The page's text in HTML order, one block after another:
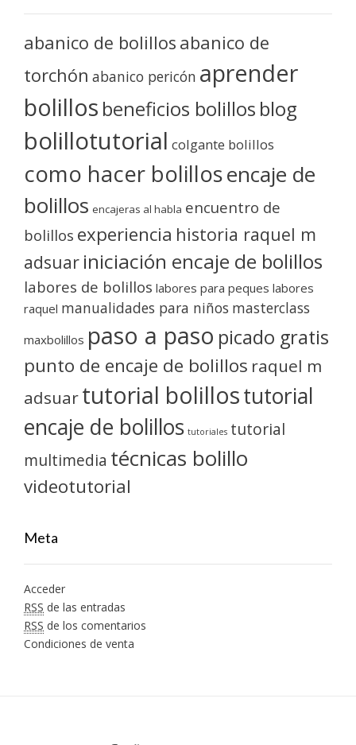
abanico de bolillos abanico de
torchón abanico pericón aprender
bolillos beneficios bolillos blog
bolillotutorial colgante bolillos
como hacer bolillosencaje de
bolillos encajeras al habla encuentro de
bolillos experiencia historia raquel m
adsuar iniciación encaje de bolillos
labores de bolillos labores para peques labores
raquel manualidades para niños masterclass
maxbolillos paso a paso picado gratis
punto de encaje de bolillos raquel m
adsuartutorial bolillostutorial
encaje de bolillos tutoriales tutorial
multimedia técnicas bolillo
videotutorial
Meta
Acceder
RSS de las entradas
RSS de los comentarios
Condiciones de venta